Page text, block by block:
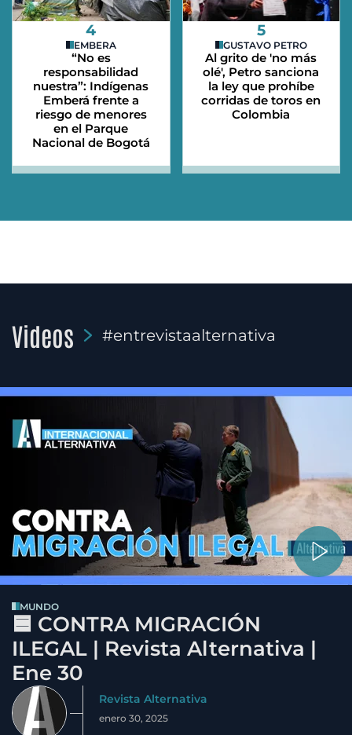
4
EMBERA
“No es
responsabilidad
nuestra”: Indígenas
Emberá frente a
riesgo de menores
en el Parque
Nacional de Bogotá
5
GUSTAVO PETRO
Al grito de 'no más
olé', Petro sanciona
la ley que prohíbe
corridas de toros en
Colombia
Videos #entrevistaalternativa
MUNDO
🟦 CONTRA MIGRACIÓN
ILEGAL | Revista Alternativa |
Ene 30
Revista Alternativa
enero 30, 2025